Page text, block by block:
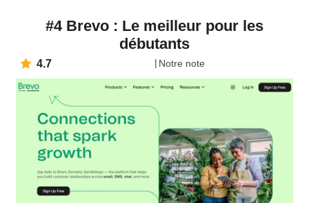
#4 Brevo : Le meilleur pour les
débutants
4.7 Notre note